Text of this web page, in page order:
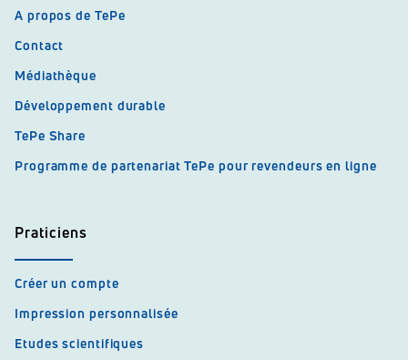
A propos de TePe
Contact
Médiathèque
Développement durable
TePe Share
Programme de partenariat TePe pour revendeurs en ligne
Praticiens
Créer un compte
Impression personnalisée
Etudes scientifiques